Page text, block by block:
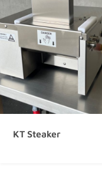
KT Steaker